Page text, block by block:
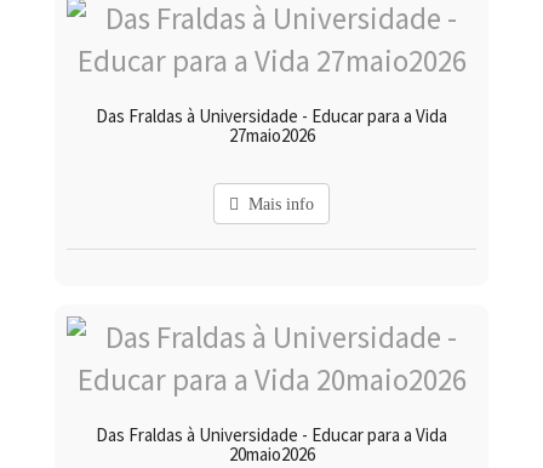
Das Fraldas à Universidade - Educar para a Vida
27maio2026
Mais info
Das Fraldas à Universidade - Educar para a Vida
20maio2026